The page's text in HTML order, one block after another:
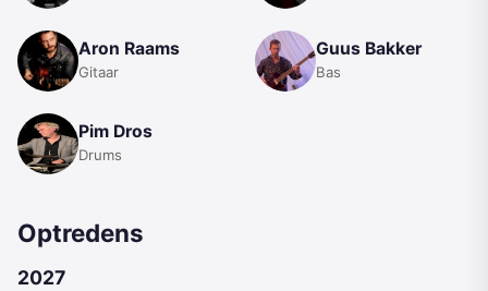
Aron Raams
Gitaar
Guus Bakker
Bas
Pim Dros
Drums
Optredens
2027